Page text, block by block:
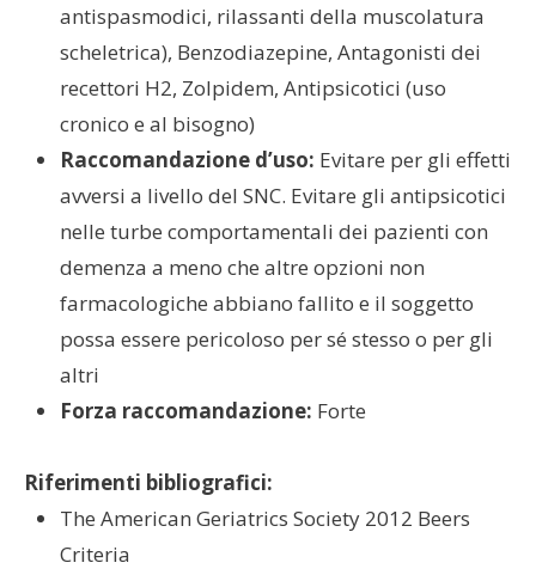
antispasmodici, rilassanti della muscolatura
scheletrica), Benzodiazepine, Antagonisti dei
recettori H2, Zolpidem, Antipsicotici (uso
cronico e al bisogno)
Raccomandazione d’uso: Evitare per gli effetti
avversi a livello del SNC. Evitare gli antipsicotici
nelle turbe comportamentali dei pazienti con
demenza a meno che altre opzioni non
farmacologiche abbiano fallito e il soggetto
possa essere pericoloso per sé stesso o per gli
altri
Forza raccomandazione: Forte
Riferimenti bibliografici:
The American Geriatrics Society 2012 Beers
Criteria